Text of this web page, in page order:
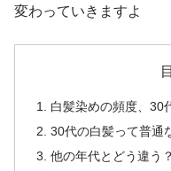
変わっていきますよ
白髪染めの頻度、30
30代の白髪って普通
他の年代とどう違う